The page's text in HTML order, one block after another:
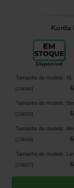
Korda
Tamanho do modelo: XL
234094] 6
Tamanho do modelo:
234035] 6
Tamanho do modelo:
234036] 6
Tamanho do modelo:
234037] 6